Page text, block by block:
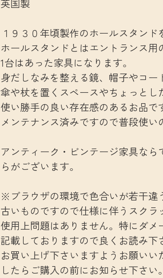
英国製
１９３０年頃製作のホールスタンド
ホールスタンドとはエントランス用
1台はあった家具になります。
身だしなみを整える鏡、帽子やコー
傘や杖を置くスペースやちょっとし
使い勝手の良い存在感のあるお品で
メンテナンス済みですので普段使い
アンティーク・ビンテージ家具な
らがございます。
※ブラウザの環境で色合いが若干違
古いものですので仕様に伴うスク
使用上問題はありません。特にダ
記載しておりますので良くお読み
お買い上げ下さいますようお願い
したらご購入の前にお知らせ下さい。